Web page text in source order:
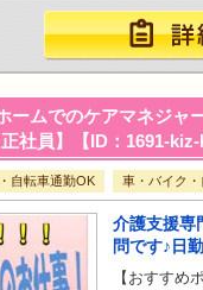
ームでのケアマネジャ
社員】【ID：1691-kiz-
自転車通勤OK 車・バイク
介護支援専
問です♪日
【おすすめ